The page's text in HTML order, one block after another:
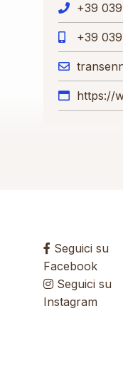
+39
+39
https://
Seguici su
Facebook
Seguici su
Instagram